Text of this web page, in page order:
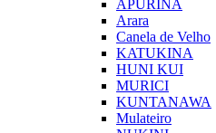
APURINA
Arara
Canela de Velho
KATUKINA
HUNI KUI
MURICI
KUNTANAWA
Mulateiro